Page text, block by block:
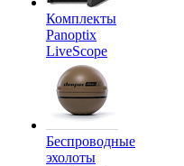
Комплекты
Panoptix
LiveScope
Беспроводные
эхолоты